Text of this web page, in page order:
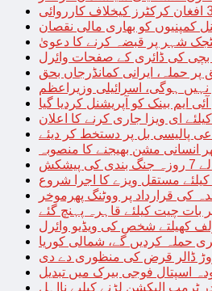
کمپنیوں کو بھاری مالی نقصان
شہر پر قبضہ کرنے کا دعویٰ
بچی کی ڈائری کے صفحات وائرل
پر حملہ، ایرانی کمانڈرجاں بحق
ہوگی، اسرائیلی وزیراعظم
ایم بینک کو آپریشنل کردیا گیا
ای ویزا جاری کرنے کا اعلان
پالیسی بل پر دستخط کر دیئے
مستقل ویزے کا اجرا شروع
بات چیت کیلئے قاہرہ پہنچ گئے
کھیلتے شخص کی ویڈیو وائرل
حملہ کردیں گے، شمالی کوریا
ٹرمپ الیکشن لڑنے کیلیے نااہل